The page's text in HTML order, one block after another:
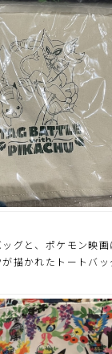
グと、ポケモン映
描かれたトートバッ